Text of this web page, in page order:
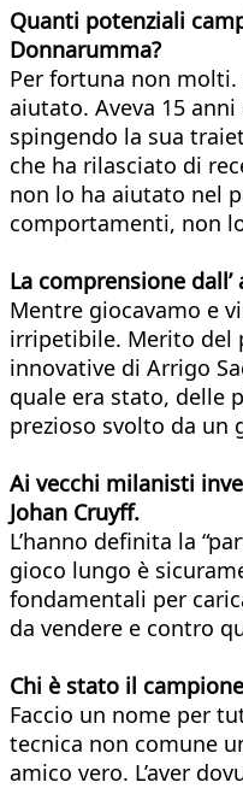
Quanti potenziali
Donnarumma?
Per fortuna non
aiutato. Aveva 15
spingendo la sua
che ha rilasciato di
non lo ha aiutato nel
comportamenti, non
La comprensione
Mentre giocavamo e
irripetibile. Merito del
innovative di Arrigo
quale era stato, delle
prezioso svolto da un
Ai vecchi milanisti
Johan Cruyff.
L’hanno definita la
gioco lungo è
fondamentali per
da vendere e contro
Chi è stato il
Faccio un nome per
tecnica non comune
amico vero. L’aver